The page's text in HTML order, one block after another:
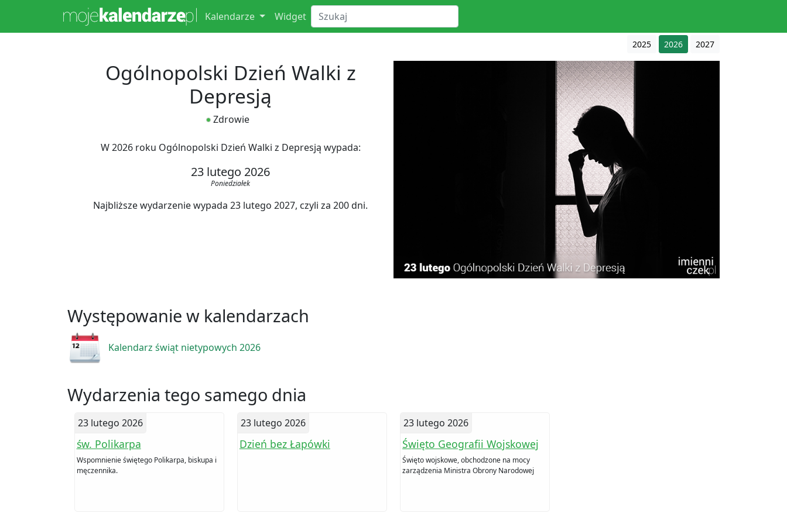
Kalendarze Widget
2025 2026 2027
Ogólnopolski Dzień Walki z
Depresją
Zdrowie
W 2026 roku Ogólnopolski Dzień Walki z Depresją wypada:
23 lutego 2026
Poniedziałek
Najbliższe wydarzenie wypada 23 lutego 2027, czyli za 200 dni.
Występowanie w kalendarzach
Kalendarz świąt nietypowych 2026
Wydarzenia tego samego dnia
23 lutego 2026
św. Polikarpa
Wspomnienie świętego Polikarpa, biskupa i
męczennika.
23 lutego 2026
Dzień bez Łapówki
23 lutego 2026
Święto Geografii Wojskowej
Święto wojskowe, obchodzone na mocy
zarządzenia Ministra Obrony Narodowej